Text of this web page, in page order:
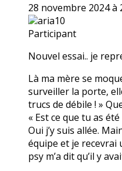
28 novembre 2024 à
aria10
Participant
Nouvel essai.. je
Là ma mère se
surveiller la porte,
trucs de débile ! »
« Est ce que tu as
Oui j’y suis allée.
équipe et je recevrai
psy m’a dit qu’il y